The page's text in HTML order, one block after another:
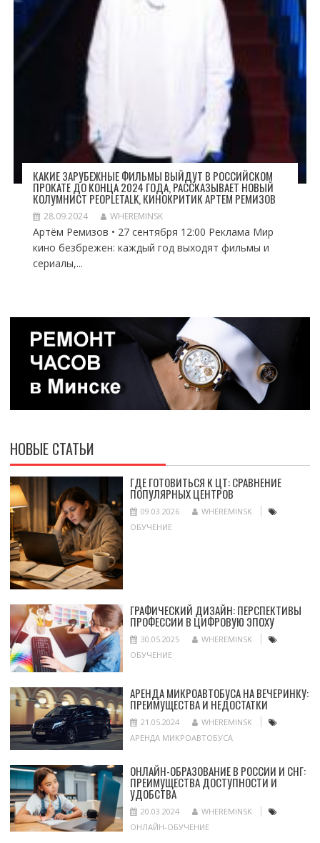
КАКИЕ ЗАРУБЕЖНЫЕ ФИЛЬМЫ ВЫЙДУТ В РОССИЙСКОМ
ПРОКАТЕ ДО КОНЦА 2024 ГОДА, РАССКАЗЫВАЕТ НОВЫЙ
КОЛУМНИСТ PEOPLETALK, КИНОКРИТИК АРТЕМ РЕМИЗОВ
28.09.2024 WHEREMINSK
Артём Ремизов • 27 сентября 12:00 Реклама Мир
кино безбрежен: каждый год выходят фильмы и
сериалы,...
НОВЫЕ СТАТЬИ
ГДЕ ГОТОВИТЬСЯ К ЦТ: СРАВНЕНИЕ
ПОПУЛЯРНЫХ ЦЕНТРОВ
09.03.2026
WHEREMINSK
ОБУЧЕНИЕ
ГРАФИЧЕСКИЙ ДИЗАЙН: ПЕРСПЕКТИВЫ
ПРОФЕССИИ В ЦИФРОВУЮ ЭПОХУ
30.05.2025
WHEREMINSK
ОБУЧЕНИЕ
АРЕНДА МИКРОАВТОБУСА НА ВЕЧЕРИНКУ:
ПРЕИМУЩЕСТВА И НЕДОСТАТКИ
21.05.2024
WHEREMINSK
АРЕНДА МИКРОАВТОБУСА
ОНЛАЙН-ОБРАЗОВАНИЕ В РОССИИ И СНГ:
ПРЕИМУЩЕСТВА ДОСТУПНОСТИ И
УДОБСТВА
20.03.2024
WHEREMINSK
ОНЛАЙН-ОБУЧЕНИЕ